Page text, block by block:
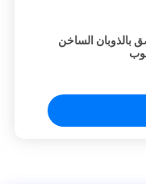
بالذوبان الساخن